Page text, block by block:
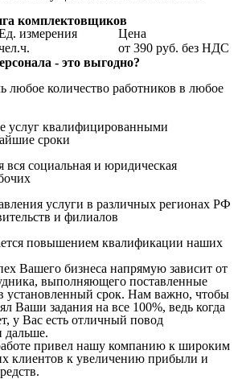
комплектовщиков
измерения
Цена
от 390 руб. без НДС
- это выгодно?
любое количество работников в любое
услуг квалифицированными
сроки
вся социальная и юридическая
услуги в различных регионах РФ
и филиалов
повышением квалификации наших
Вашего бизнеса напрямую зависит от
выполняющего поставленные
установленный срок. Нам важно, чтобы
Ваши задания на все 100%, ведь когда
у Вас есть отличный повод
дальше.
привел нашу компанию к широким
клиентов к увеличению прибыли и